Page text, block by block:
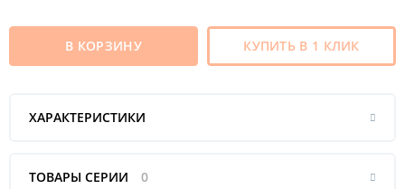
В КОРЗИНУ КУПИТЬ В 1 КЛИК
ХАРАКТЕРИСТИКИ
ТОВАРЫ СЕРИИ 0